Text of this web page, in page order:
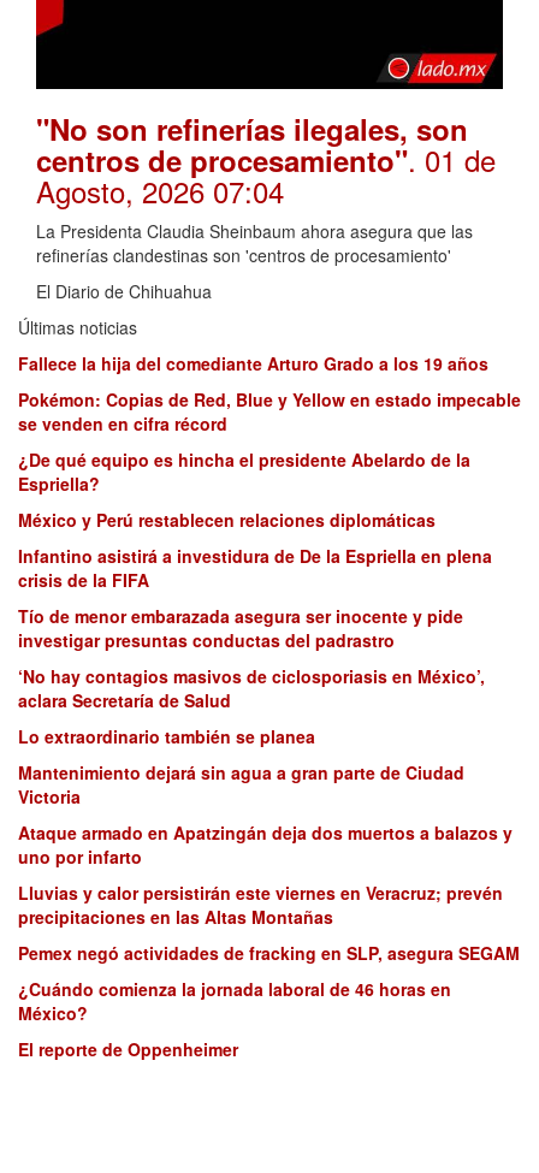
"No son refinerías ilegales, son
centros de procesamiento". 01 de
Agosto, 2026 07:04
La Presidenta Claudia Sheinbaum ahora asegura que las
refinerías clandestinas son 'centros de procesamiento'
El Diario de Chihuahua
Últimas noticias
Fallece la hija del comediante Arturo Grado a los 19 años
Pokémon: Copias de Red, Blue y Yellow en estado impecable
se venden en cifra récord
¿De qué equipo es hincha el presidente Abelardo de la
Espriella?
México y Perú restablecen relaciones diplomáticas
Infantino asistirá a investidura de De la Espriella en plena
crisis de la FIFA
Tío de menor embarazada asegura ser inocente y pide
investigar presuntas conductas del padrastro
‘No hay contagios masivos de ciclosporiasis en México’,
aclara Secretaría de Salud
Lo extraordinario también se planea
Mantenimiento dejará sin agua a gran parte de Ciudad
Victoria
Ataque armado en Apatzingán deja dos muertos a balazos y
uno por infarto
Lluvias y calor persistirán este viernes en Veracruz; prevén
precipitaciones en las Altas Montañas
Pemex negó actividades de fracking en SLP, asegura SEGAM
¿Cuándo comienza la jornada laboral de 46 horas en
México?
El reporte de Oppenheimer